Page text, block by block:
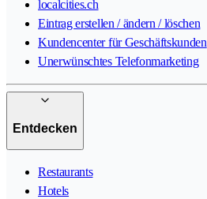
localcities.ch
Eintrag erstellen / ändern / löschen
Kundencenter für Geschäftskunden
Unerwünschtes Telefonmarketing
Entdecken
Restaurants
Hotels